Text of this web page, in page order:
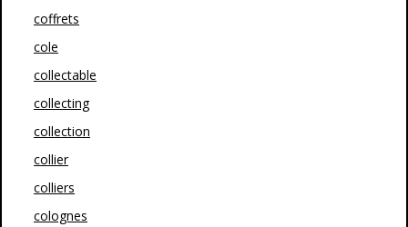
coffrets
cole
collectable
collecting
collection
collier
colliers
colognes